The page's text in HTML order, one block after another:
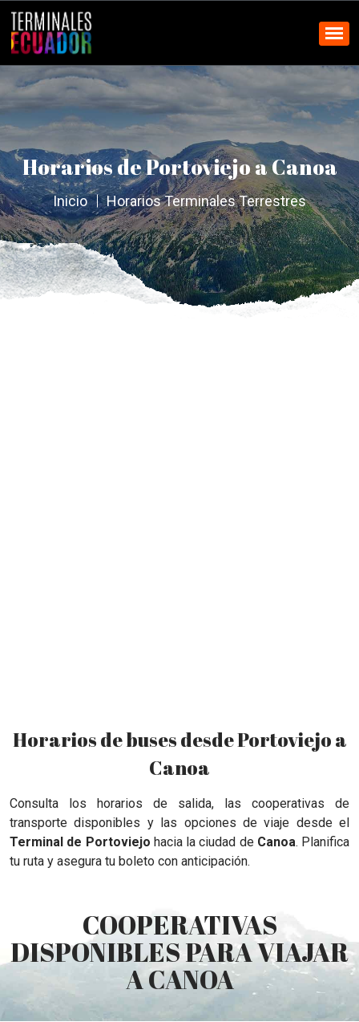
Horarios de Portoviejo a Canoa
Inicio Horarios Terminales Terrestres
Horarios de buses desde Portoviejo a
Canoa
Consulta los horarios de salida, las cooperativas de
transporte disponibles y las opciones de viaje desde el
Terminal de Portoviejo hacia la ciudad de Canoa. Planifica
tu ruta y asegura tu boleto con anticipación.
COOPERATIVAS
DISPONIBLES PARA VIAJAR
A CANOA